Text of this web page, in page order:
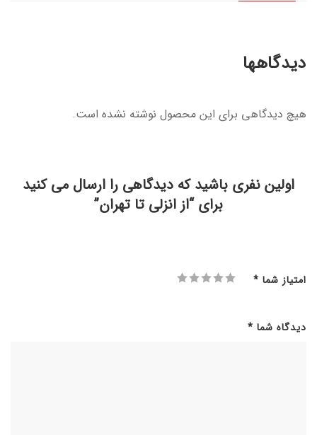
دیدگاهها
هیچ دیدگاهی برای این محصول نوشته نشده است.
اولین نفری باشید که دیدگاهی را ارسال می کنید
برای “از انزلی تا تهران”
امتیاز شما *
دیدگاه شما *